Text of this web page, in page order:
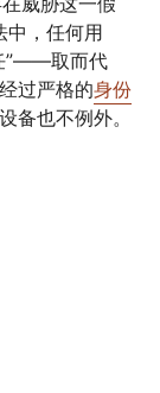
中，任何用
”——取而代
过严格的身份
备也不例外。